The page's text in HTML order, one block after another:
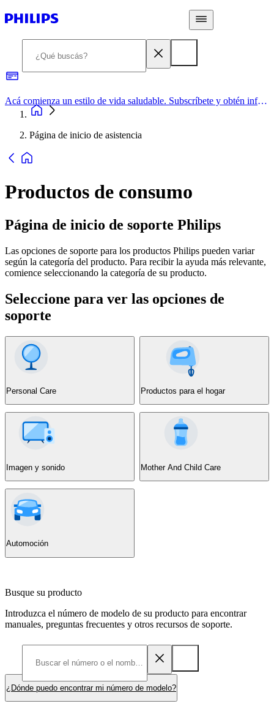
Acá comienza un estilo de vida saludable. Subscríbete y obtén información de primera mano
Página de inicio de asistencia
Productos de consumo
Página de inicio de soporte Philips
Las opciones de soporte para los productos Philips pueden variar
según la categoría del producto. Para recibir la ayuda más relevante,
comience seleccionando la categoría de su producto.
Seleccione para ver las opciones de
soporte
Personal Care Productos para el hogar
Imagen y sonido Mother And Child Care
Automoción
Busque su producto
Introduzca el número de modelo de su producto para encontrar
manuales, preguntas frecuentes y otros recursos de soporte.
¿Dónde puedo encontrar mi número de modelo?